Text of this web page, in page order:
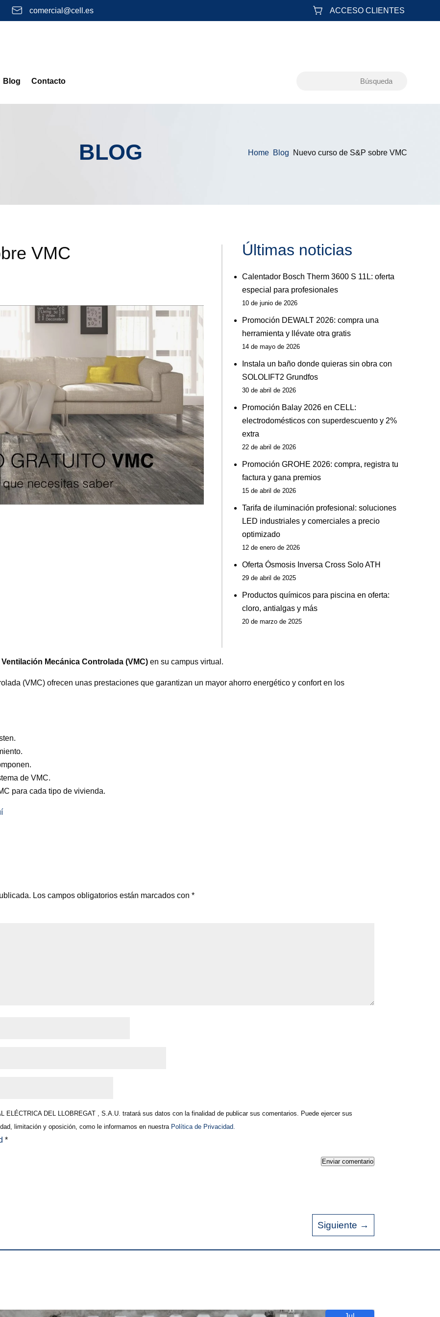
comercial@cell.es ACCESO CLIENTES
Blog Contacto
BLOG Home &#x39;
Blog &#x39;
Nuevo curso de S&P sobre VMC
VMC Últimas noticias
Calentador Bosch Therm 3600 S 11L: oferta
especial para profesionales
10 de junio de 2026
Promoción DEWALT 2026: compra una
herramienta y llévate otra gratis
14 de mayo de 2026
Instala un baño donde quieras sin obra con
SOLOLIFT2 Grundfos
30 de abril de 2026
Promoción Balay 2026 en CELL:
electrodomésticos con superdescuento y 2%
extra
22 de abril de 2026
Promoción GROHE 2026: compra, registra tu
factura y gana premios
15 de abril de 2026
Tarifa de iluminación profesional: soluciones
LED industriales y comerciales a precio
optimizado
12 de enero de 2026
Oferta Ósmosis Inversa Cross Solo ATH
29 de abril de 2025
Productos químicos para piscina en oferta:
cloro, antialgas y más
20 de marzo de 2025
Mecánica Controlada (VMC) en su campus virtual.
(VMC) ofrecen unas prestaciones que garantizan un mayor ahorro energético y confort en los
de VMC.
para cada tipo de vivienda.
Los campos obligatorios están marcados con*
ELÉCTRICA DEL LLOBREGAT , S.A.U. tratará sus datos con la finalidad de publicar sus comentarios. Puede ejercer sus
limitación y oposición, como le informamos en nuestra Política de Privacidad.
*
Enviar comentario
Siguiente →